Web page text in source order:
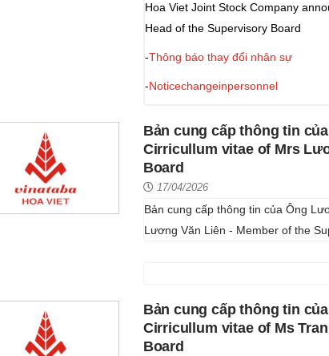
Hoa Viet Joint Stock Company
Head of the Supervisory Board
-Thông báo thay đổi nhân sự
-Noticechangeinpersonnel
Bản cung cấp thông tin
Cirricullum vitae of Mrs
Board
17/04/2026
Bản cung cấp thông tin của Ông
Lương Văn Liên - Member of the
Bản cung cấp thông tin
Cirricullum vitae of Ms
Board